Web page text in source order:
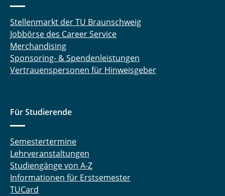
Stellenmarkt der TU Braunschweig
Jobbörse des Career Service
Merchandising
Sponsoring- & Spendenleistungen
Vertrauenspersonen für Hinweisgeber
Für Studierende
Semestertermine
Lehrveranstaltungen
Studiengänge von A-Z
Informationen für Erstsemester
TUCard